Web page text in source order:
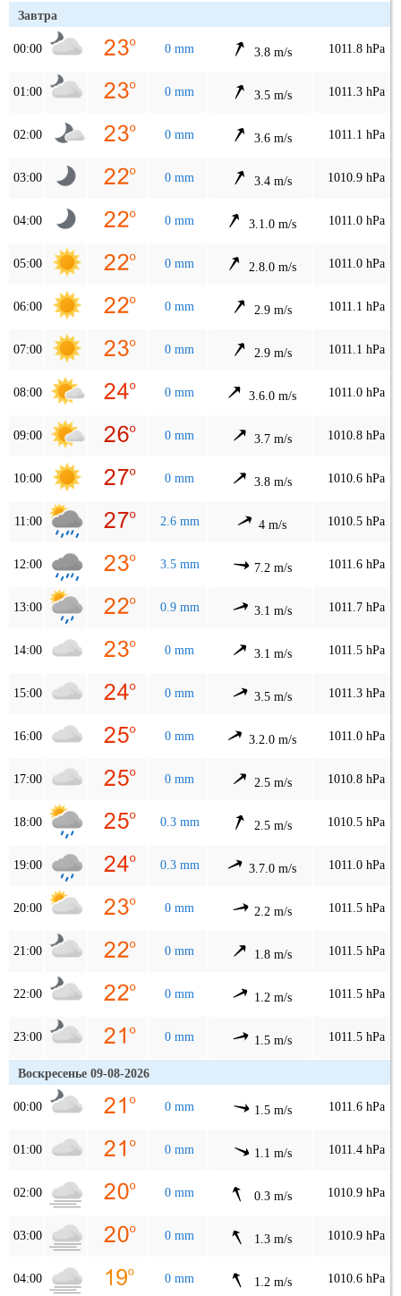
Завтра
00:00 0 mm 3.8 m/s 1011.8 hPa
01:00 0 mm 3.5 m/s 1011.3 hPa
02:00 0 mm 3.6 m/s 1011.1 hPa
03:00 0 mm 3.4 m/s 1010.9 hPa
04:00 0 mm 3.1.0 m/s 1011.0 hPa
05:00 0 mm 2.8.0 m/s 1011.0 hPa
06:00 0 mm 2.9 m/s 1011.1 hPa
07:00 0 mm 2.9 m/s 1011.1 hPa
08:00 0 mm 3.6.0 m/s 1011.0 hPa
09:00 0 mm 3.7 m/s 1010.8 hPa
10:00 0 mm 3.8 m/s 1010.6 hPa
11:00 2.6 mm 4 m/s 1010.5 hPa
12:00 3.5 mm 7.2 m/s 1011.6 hPa
13:00 0.9 mm 3.1 m/s 1011.7 hPa
14:00 0 mm 3.1 m/s 1011.5 hPa
15:00 0 mm 3.5 m/s 1011.3 hPa
16:00 0 mm 3.2.0 m/s 1011.0 hPa
17:00 0 mm 2.5 m/s 1010.8 hPa
18:00 0.3 mm 2.5 m/s 1010.5 hPa
19:00 0.3 mm 3.7.0 m/s 1011.0 hPa
20:00 0 mm 2.2 m/s 1011.5 hPa
21:00 0 mm 1.8 m/s 1011.5 hPa
22:00 0 mm 1.2 m/s 1011.5 hPa
23:00 0 mm 1.5 m/s 1011.5 hPa
Воскресенье 09-08-2026
00:00 0 mm 1.5 m/s 1011.6 hPa
01:00 0 mm 1.1 m/s 1011.4 hPa
02:00 0 mm 0.3 m/s 1010.9 hPa
03:00 0 mm 1.3 m/s 1010.9 hPa
04:00 0 mm 1.2 m/s 1010.6 hPa